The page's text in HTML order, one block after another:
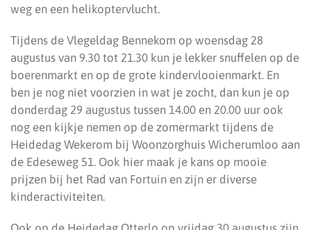
weg en een helikoptervlucht.
Tijdens de Vlegeldag Bennekom op woensdag 28
augustus van 9.30 tot 21.30 kun je lekker snuffelen op de
boerenmarkt en op de grote kindervlooienmarkt. En
ben je nog niet voorzien in wat je zocht, dan kun je op
donderdag 29 augustus tussen 14.00 en 20.00 uur ook
nog een kijkje nemen op de zomermarkt tijdens de
Heidedag Wekerom bij Woonzorghuis Wicherumloo aan
de Edeseweg 51. Ook hier maak je kans op mooie
prijzen bij het Rad van Fortuin en zijn er diverse
kinderactiviteiten.